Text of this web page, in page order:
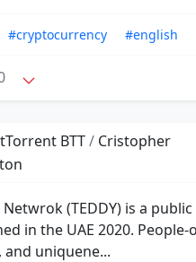
#cryptocurrency #english
BTT/ Cristopher
Netwrok (TEDDY) is a
in the UAE 2020.
and uniquene...